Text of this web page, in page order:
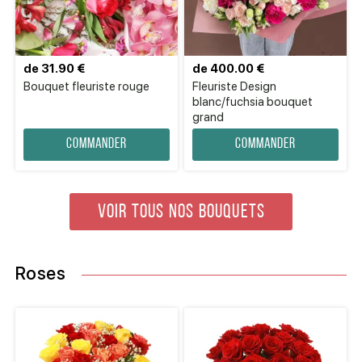
Bouquet fleuriste rouge
de 31.90 €
Commander
Fleuriste Design
blanc/fuchsia bouquet
grand
de 400.00 €
Commander
VOIR TOUS NOS BOUQUETS
Roses